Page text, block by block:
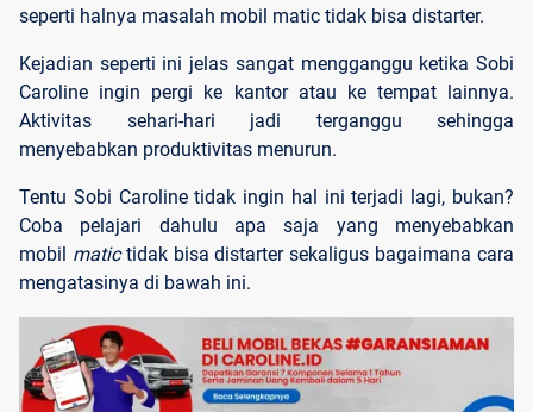
seperti halnya masalah mobil matic tidak bisa distarter.
Kejadian seperti ini jelas sangat mengganggu ketika Sobi
Caroline ingin pergi ke kantor atau ke tempat lainnya.
Aktivitas sehari-hari jadi terganggu sehingga
menyebabkan produktivitas menurun.
Tentu Sobi Caroline tidak ingin hal ini terjadi lagi, bukan?
Coba pelajari dahulu apa saja yang menyebabkan
mobil matictidak bisa distarter sekaligus bagaimana cara
mengatasinya di bawah ini.